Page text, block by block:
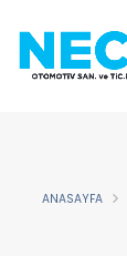
ANASAYFA